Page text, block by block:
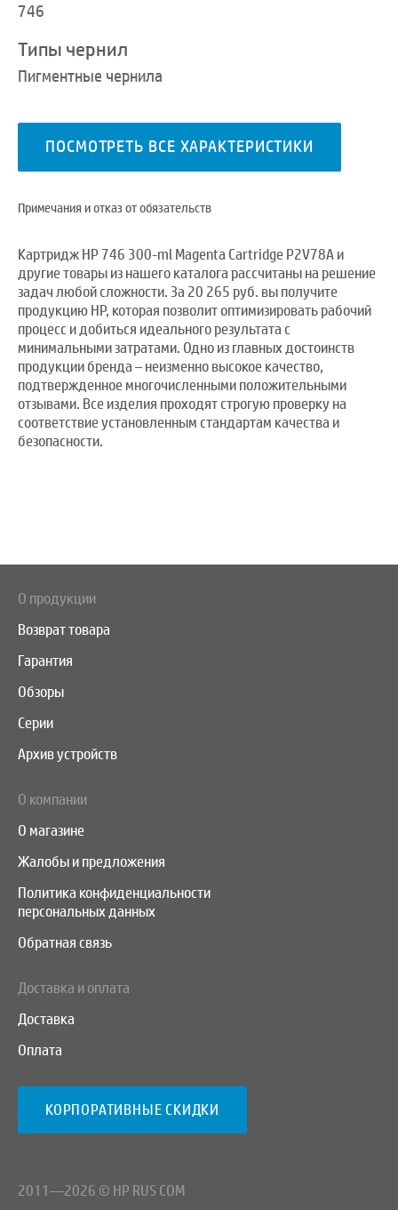
746
Типы чернил
Пигментные чернила
ПОСМОТРЕТЬ ВСЕ ХАРАКТЕРИСТИКИ
Примечания и отказ от обязательств
Картридж HP 746 300-ml Magenta Cartridge P2V78A и
другие товары из нашего каталога рассчитаны на решение
задач любой сложности. За 20 265 руб. вы получите
продукцию HP, которая позволит оптимизировать рабочий
процесс и добиться идеального результата с
минимальными затратами. Одно из главных достоинств
продукции бренда – неизменно высокое качество,
подтвержденное многочисленными положительными
отзывами. Все изделия проходят строгую проверку на
соответствие установленным стандартам качества и
безопасности.
О продукции
Возврат товара
Гарантия
Обзоры
Серии
Архив устройств
О компании
О магазине
Жалобы и предложения
Политика конфиденциальности
персональных данных
Обратная связь
Доставка и оплата
Доставка
Оплата
КОРПОРАТИВНЫЕ СКИДКИ
2011—2026 © HP RUS COM